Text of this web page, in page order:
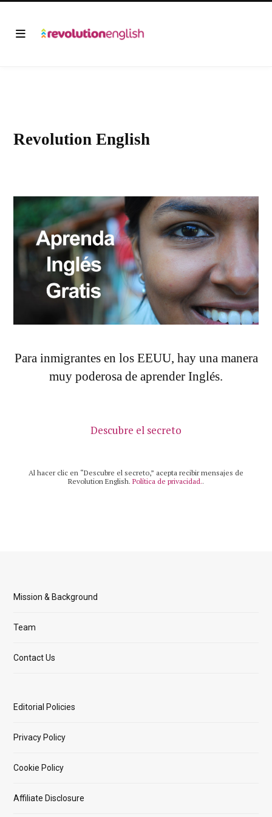
Revolution English
Para inmigrantes en los EEUU, hay una manera
muy poderosa de aprender Inglés.
Descubre el secreto
Al hacer clic en “Descubre el secreto,” acepta recibir mensajes de
Revolution English. Política de privacidad..
Mission & Background
Team
Contact Us
Editorial Policies
Privacy Policy
Cookie Policy
Affiliate Disclosure